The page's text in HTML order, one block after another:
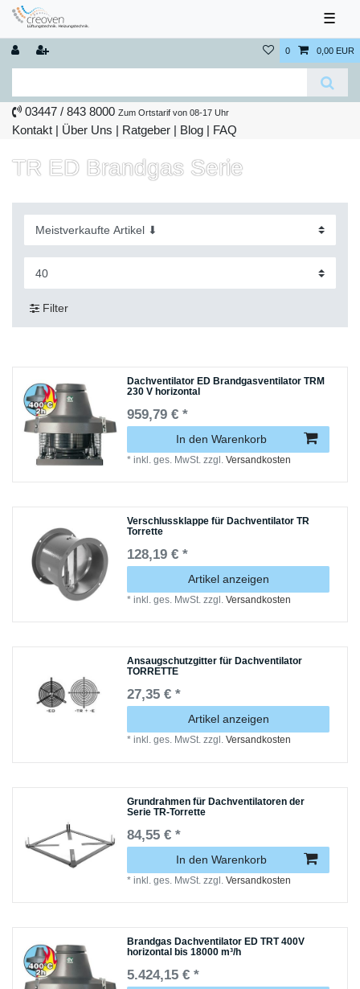
☰
0 0,00 EUR
03447 / 843 8000 Zum Ortstarif von 08-17 Uhr
Kontakt | Über Uns | Ratgeber | Blog | FAQ
TR ED Brandgas Serie
Filter
Dachventilator ED Brandgasventilator TRM
230 V horizontal
959,79 € *
In den Warenkorb
*inkl. ges. MwSt. zzgl.Versandkosten
Verschlussklappe für Dachventilator TR
Torrette
128,19 € *
Artikel anzeigen
*inkl. ges. MwSt. zzgl.Versandkosten
Ansaugschutzgitter für Dachventilator
TORRETTE
27,35 € *
Artikel anzeigen
*inkl. ges. MwSt. zzgl.Versandkosten
Grundrahmen für Dachventilatoren der
Serie TR-Torrette
84,55 € *
In den Warenkorb
*inkl. ges. MwSt. zzgl.Versandkosten
Brandgas Dachventilator ED TRT 400V
horizontal bis 18000 m³/h
5.424,15 € *